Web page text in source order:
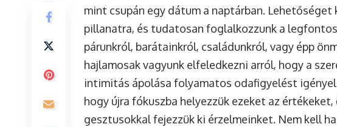
mint csupán egy dátum a naptárban. Lehetőséget
pillanatra, és tudatosan foglalkozzunk a
párunkról, barátainkról, családunkról, vagy épp
hajlamosak vagyunk elfeledkezni arról, hogy a
intimitás ápolása folyamatos odafigyelést
hogy újra fókuszba helyezzük ezeket az
gesztusokkal fejezzük ki érzelmeinket. Nem kell